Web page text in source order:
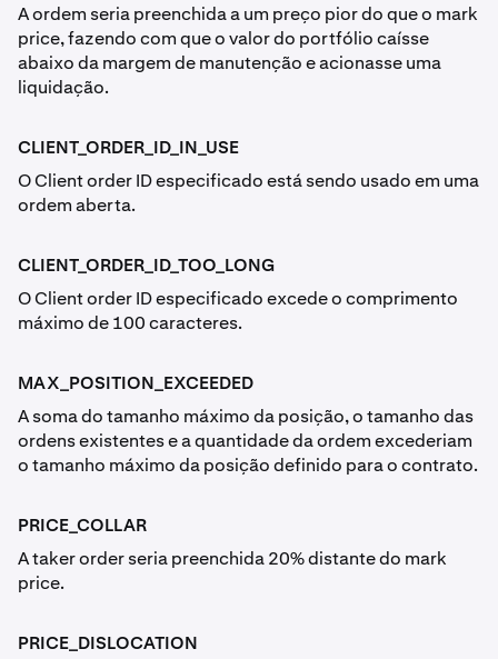
A ordem seria preenchida a um preço pior do que o mark
price, fazendo com que o valor do portfólio caísse
abaixo da margem de manutenção e acionasse uma
liquidação.
CLIENT_ORDER_ID_IN_USE
O Client order ID especificado está sendo usado em uma
ordem aberta.
CLIENT_ORDER_ID_TOO_LONG
O Client order ID especificado excede o comprimento
máximo de 100 caracteres.
MAX_POSITION_EXCEEDED
A soma do tamanho máximo da posição, o tamanho das
ordens existentes e a quantidade da ordem excederiam
o tamanho máximo da posição definido para o contrato.
PRICE_COLLAR
A taker order seria preenchida 20% distante do mark
price.
PRICE_DISLOCATION